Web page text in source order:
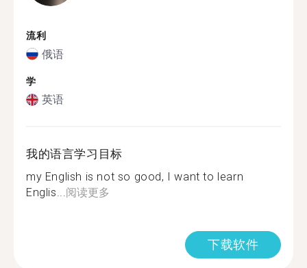
流利
俄语
学
英语
我的语言学习目标
my English is not so good, I want to learn
Englis...阅读更多
下载软件